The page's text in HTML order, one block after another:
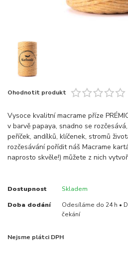
Ohodnotit produkt
Vysoce kvalitní macrame příze
v barvě papaya, snadno se
peříček, andílků, klíčenek, stromů
rozčesávání pořídit náš Macrame
naprosto skvěle!) můžete z nich
Dostupnost Skladem
Doba dodání
Odesíláme do 24 h •
čekání
Nejsme plátci DPH